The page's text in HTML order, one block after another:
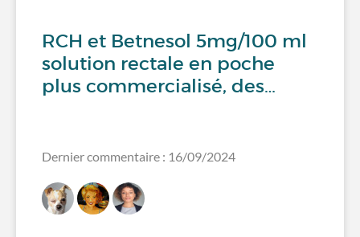
RCH et Betnesol 5mg/100 ml
solution rectale en poche
plus commercialisé, des…
Dernier commentaire : 16/09/2024